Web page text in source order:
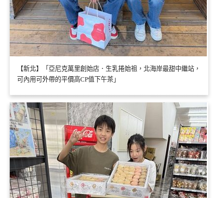
【新北】「亞尼克萬里創始店．生乳捲始祖，北海岸最甜中繼站，
可內用可外帶的平價高CP值下午茶」